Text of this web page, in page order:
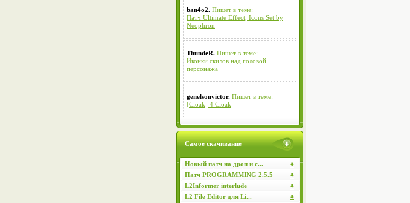
ban4o2. Пишет в теме:
Патч Ultimate Effect, Icons Set by
Neophron
ThundeR. Пишет в теме:
Иконки скилов над головой
персонажа
genelsonvictor. Пишет в теме:
[Cloak] 4 Cloak
Самое скачивание
Новый патч на дроп и с...
Патч PROGRAMMING 2.5.5
L2Informer interlude
L2 File Editor для Li...